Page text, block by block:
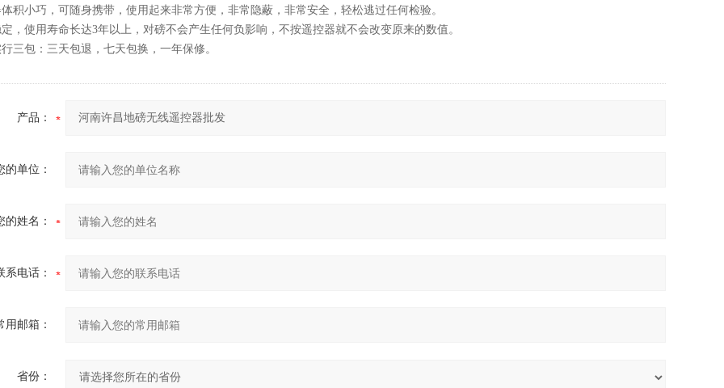
积小巧，可随身携带，使用起来非常方便，非常隐蔽，非常安全，轻松逃过任何检验。
，使用寿命长达3年以上，对磅不会产生任何负影响，不按遥控器就不会改变原来的数值。
三包：三天包退，七天包换，一年保修。
产品：
的单位：
的姓名：
系电话：
用邮箱：
省份：